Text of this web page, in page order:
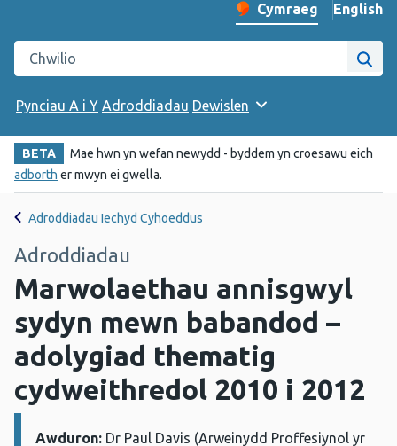
Newid iaith y wefan
Cymraeg English
–
Chwilio gwefan Iechyd Cyhoeddus Cymru
Pynciau A i Y Adroddiadau Dewislen
BETA
Mae hwn yn wefan newydd - byddem yn croesawu eich
adborth er mwyn ei gwella.
Adroddiadau Iechyd Cyhoeddus
Adroddiadau
Marwolaethau annisgwyl
sydyn mewn babandod –
adolygiad thematig
cydweithredol 2010 i 2012
Manylion:
Awduron: Dr Paul Davis (Arweinydd Proffesiynol yr